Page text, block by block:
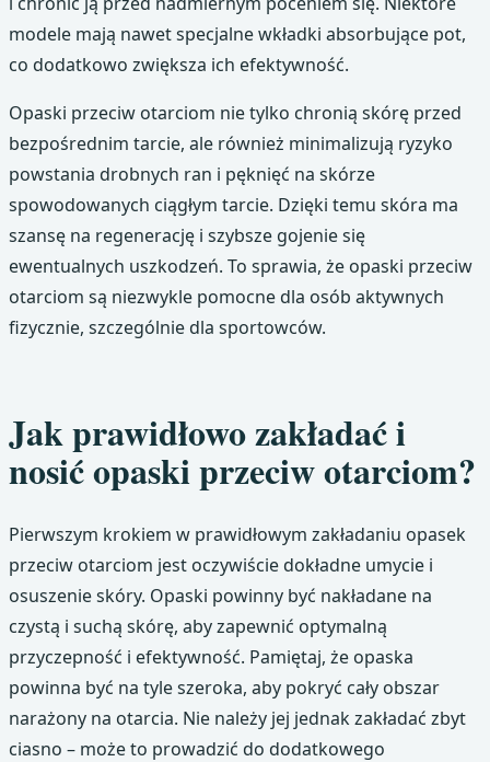
modele mają nawet specjalne wkładki absorbujące pot,
co dodatkowo zwiększa ich efektywność.
Opaski przeciw otarciom nie tylko chronią skórę przed
bezpośrednim tarcie, ale również minimalizują ryzyko
powstania drobnych ran i pęknięć na skórze
spowodowanych ciągłym tarcie. Dzięki temu skóra ma
szansę na regenerację i szybsze gojenie się
ewentualnych uszkodzeń. To sprawia, że opaski przeciw
otarciom są niezwykle pomocne dla osób aktywnych
fizycznie, szczególnie dla sportowców.
Jak prawidłowo zakładać i
nosić opaski przeciw otarciom?
Pierwszym krokiem w prawidłowym zakładaniu opasek
przeciw otarciom jest oczywiście dokładne umycie i
osuszenie skóry. Opaski powinny być nakładane na
czystą i suchą skórę, aby zapewnić optymalną
przyczepność i efektywność. Pamiętaj, że opaska
powinna być na tyle szeroka, aby pokryć cały obszar
narażony na otarcia. Nie należy jej jednak zakładać zbyt
ciasno – może to prowadzić do dodatkowego